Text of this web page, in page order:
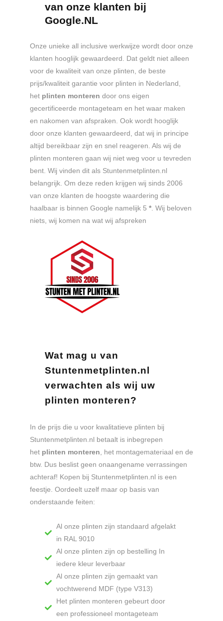
van onze klanten bij
Google.NL
Onze unieke all inclusive werkwijze wordt door onze
klanten hooglijk gewaardeerd. Dat geldt niet alleen
voor de kwaliteit van onze plinten, de beste
prijs/kwaliteit garantie voor plinten in Nederland,
het plinten monteren door ons eigen
gecertificeerde montageteam en het waar maken
en nakomen van afspraken. Ook wordt hooglijk
door onze klanten gewaardeerd, dat wij in principe
altijd bereikbaar zijn en snel reageren. Als wij de
plinten monteren gaan wij niet weg voor u tevreden
bent. Wij vinden dit als Stuntenmetplinten.nl
belangrijk. Om deze reden krijgen wij sinds 2006
van onze klanten de hoogste waardering die
haalbaar is binnen Google namelijk 5 *. Wij beloven
niets, wij komen na wat wij afspreken
Wat mag u van
Stuntenmetplinten.nl
verwachten als wij uw
plinten monteren?
In de prijs die u voor kwalitatieve plinten bij
Stuntenmetplinten.nl betaalt is inbegrepen
het plinten monteren , het montagemateriaal en de
btw. Dus beslist geen onaangename verrassingen
achteraf! Kopen bij Stuntenmetplinten.nl is een
feestje. Oordeelt uzelf maar op basis van
onderstaande feiten:
Al onze plinten zijn standaard afgelakt
in RAL 9010
Al onze plinten zijn op bestelling In
iedere kleur leverbaar
Al onze plinten zijn gemaakt van
vochtwerend MDF (type V313)
Het plinten monteren gebeurt door
een professioneel montageteam